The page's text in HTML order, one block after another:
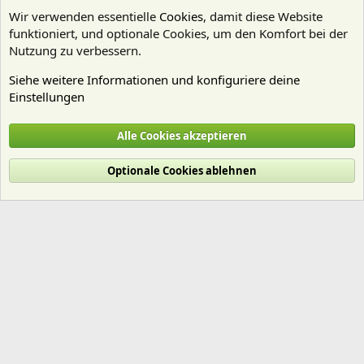
Cookies
Deutsch (Du)
Nutzungsbedingungen
Datenschutz Hilfe und Impressum
R
Wir verwenden essentielle Cookies, damit diese Website
funktioniert, und optionale Cookies, um den Komfort bei der
Nutzung zu verbessern.
Siehe weitere Informationen und konfiguriere deine
Einstellungen
Alle Cookies akzeptieren
Optionale Cookies ablehnen